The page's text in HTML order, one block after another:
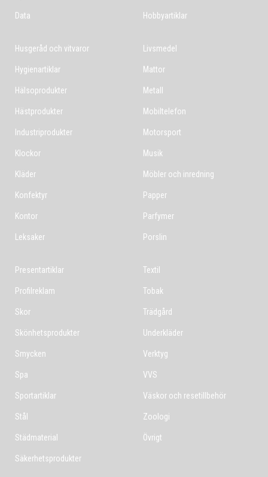
Data Hobbyartiklar
Husgeråd och vitvaror
Hygienartiklar
Hälsoprodukter
Hästprodukter
Industriprodukter
Klockor
Kläder
Konfektyr
Kontor
Leksaker
Livsmedel
Mattor
Metall
Mobiltelefon
Motorsport
Musik
Möbler och inredning
Papper
Parfymer
Porslin
Presentartiklar
Profilreklam
Skor
Skönhetsprodukter
Smycken
Spa
Sportartiklar
Stål
Städmaterial
Säkerhetsprodukter
Textil
Tobak
Trädgård
Underkläder
Verktyg
VVS
Väskor och resetillbehör
Zoologi
Övrigt